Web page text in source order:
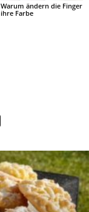
Warum ändern die Finger
ihre Farbe